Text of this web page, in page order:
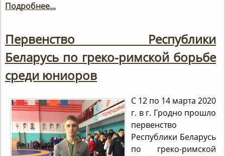
Подробнее...
Первенство Республики
Беларусь по греко-римской борьбе
среди юниоров
С 12 по 14 марта 2020
г. в г. Гродно прошло
первенство
Республики Беларусь
по греко-римской